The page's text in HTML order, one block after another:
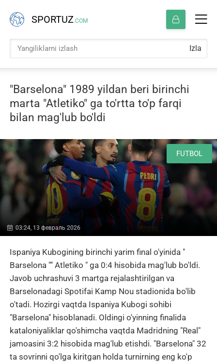
SPORTUZ.COM
Izla
"Barselona" 1989 yildan beri birinchi
marta "Atletiko" ga to'rtta to'p farqi
bilan mag'lub bo'ldi
FUTBOL
03:24, 13 февраль 2026
Ispaniya Kubogining birinchi yarim final o'yinida "
Barselona "" Atletiko " ga 0:4 hisobida mag'lub bo'ldi.
Javob uchrashuvi 3 martga rejalashtirilgan va
Barselonadagi Spotifai Kamp Nou stadionida bo'lib
o'tadi. Hozirgi vaqtda Ispaniya Kubogi sohibi
"Barselona" hisoblanadi. Oldingi o'yinning finalida
kataloniyaliklar qo'shimcha vaqtda Madridning "Real"
jamoasini 3:2 hisobida mag'lub etishdi. "Barselona" 32
ta sovrinni qo'lga kiritgan holda turnirning eng ko'p